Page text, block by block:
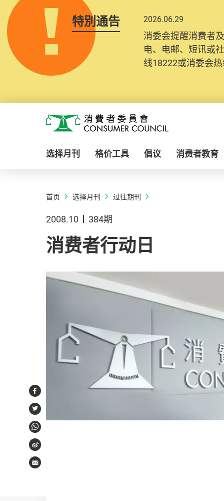
特別通告 2026.06.29
消委会提醒消费者
电、电邮、短讯或
线18222或消委会
消费者委员会
选择月刊 格价工具 倡议 消费者教育
首页 选择月刊 过往期刊
2008.10 384期
消费者行动日
Facebook
Twitter
WhatsApp
Weibo
Email